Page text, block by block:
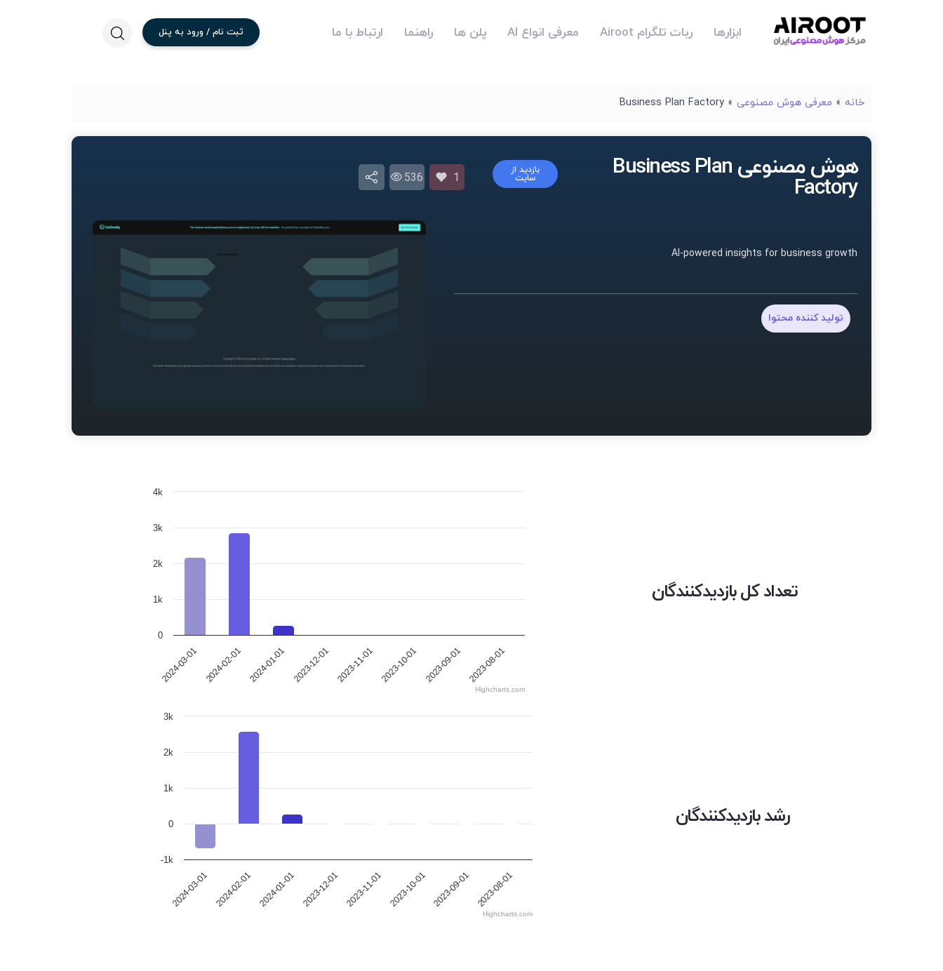
ابزارها ربات تلگرام Airoot معرفی انواع AI پلن ها راهنما ارتباط با ما ثبت نام / ورود به پنل
خانه » معرفی هوش مصنوعی »
Business Plan Factory
هوش مصنوعی Business Plan
Factory
بازدید از
سایت 1
536
AI-powered insights for business growth
تولید کننده محتوا
تعداد کل بازدیدکنندگان
2024-03-01 2024-02-01 2024-01-01 2023-12-01 2023-11-01 2023-10-01 2023-09-01 2023-08-01
0
1k
2k
3k
4k
Highcharts.com
رشد بازدیدکنندگان
2024-03-01 2024-02-01 2024-01-01 2023-12-01 2023-11-01 2023-10-01 2023-09-01 2023-08-01
-1k
0
1k
2k
3k
Highcharts.com